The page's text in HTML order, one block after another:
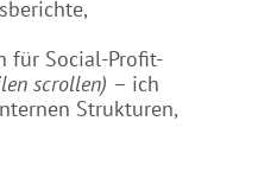
für Social-Profit-
scrollen) – ich
Strukturen,